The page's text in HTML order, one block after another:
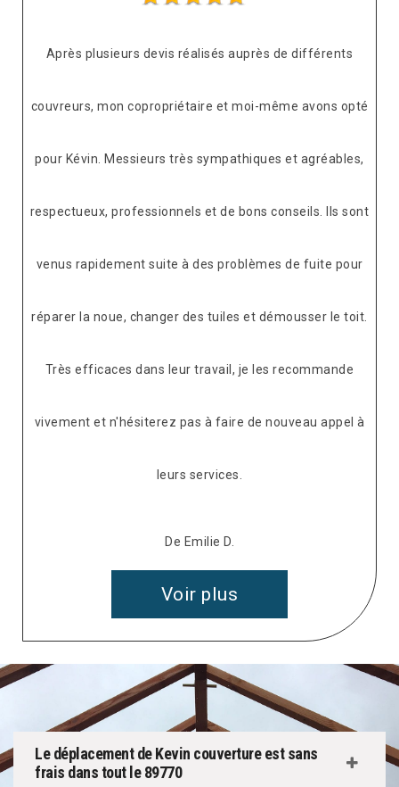
Après plusieurs devis réalisés auprès de différents
couvreurs, mon copropriétaire et moi-même avons opté
pour Kévin. Messieurs très sympathiques et agréables,
respectueux, professionnels et de bons conseils. Ils sont
venus rapidement suite à des problèmes de fuite pour
réparer la noue, changer des tuiles et démousser le toit.
Très efficaces dans leur travail, je les recommande
vivement et n'hésiterez pas à faire de nouveau appel à
leurs services.
De Emilie D.
Voir plus
Le déplacement de Kevin couverture est sans
frais dans tout le 89770